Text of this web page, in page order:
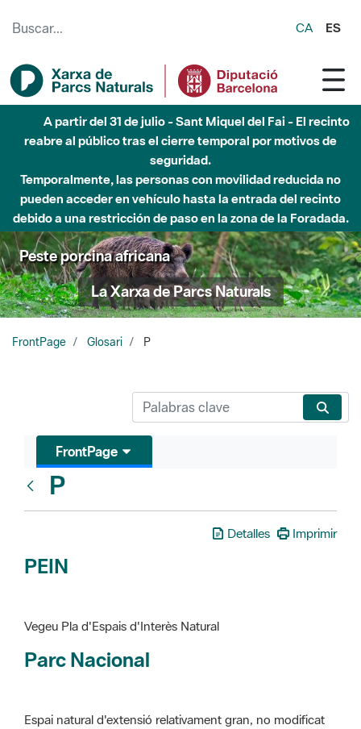
CA ES
Hasta diciembre de 2026 - Parque Fluvial Besós -
Afectaciones en el cauce del Parque Fluvial del Besòs debido
a obras de construcción de una pasarela sobre el río
Peste porcina africana
La Xarxa de Parcs Naturals
FrontPage Glosari P
Glosari
P
PEIN
Vegeu Pla d'Espais d'Interès Natural
Espai natural d'extensió relativament gran, no modificat
preservar-los de totes les intervencions que poden